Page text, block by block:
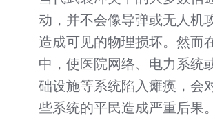
动，并不会像导弹或无人机
造成可见的物理损坏。然而
中，使医院网络、电力系统
础设施等系统陷入瘫痪，会
些系统的平民造成严重后果。